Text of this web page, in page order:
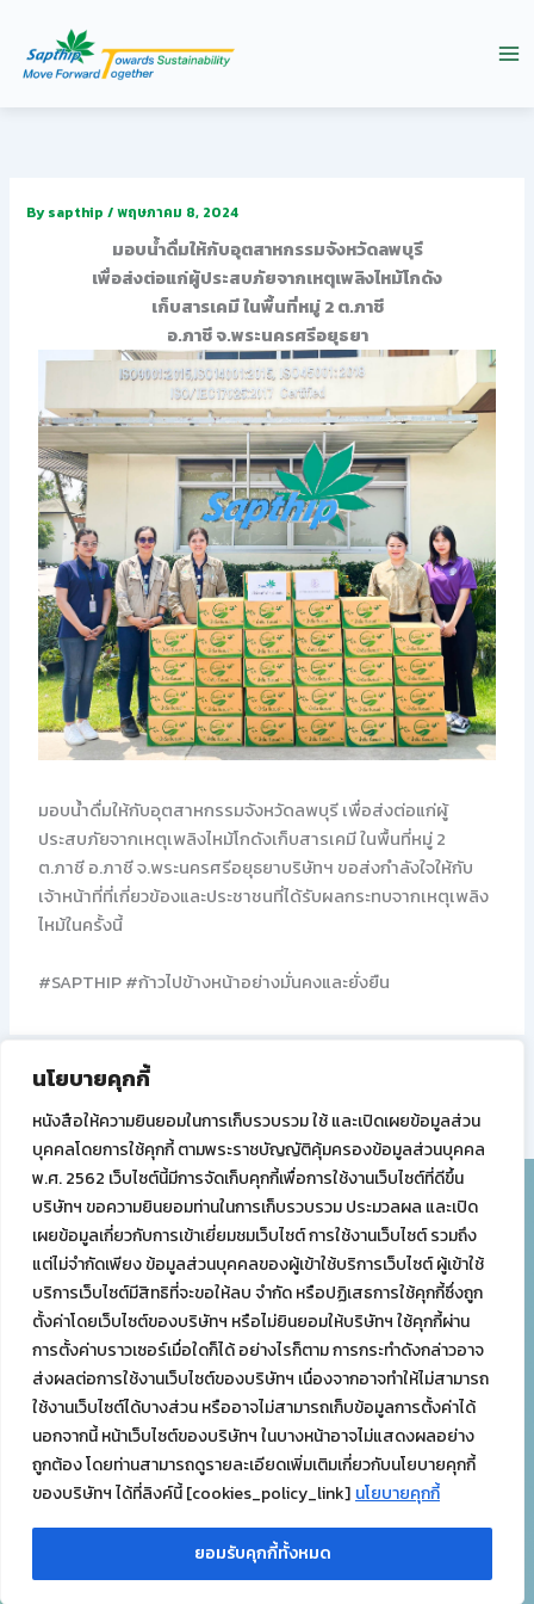
นโยบายคุกกี้
หนังสือให้ความยินยอมในการเก็บรวบรวม ใช้ และเปิดเผยข้อมูลส่วน
บุคคลโดยการใช้คุกกี้ ตามพระราชบัญญัติคุ้มครองข้อมูลส่วนบุคคล
พ.ศ. 2562 เว็บไซต์นี้มีการจัดเก็บคุกกี้เพื่อการใช้งานเว็บไซต์ที่ดีขึ้น
บริษัทฯ ขอความยินยอมท่านในการเก็บรวบรวม ประมวลผล และเปิด
เผยข้อมูลเกี่ยวกับการเข้าเยี่ยมชมเว็บไซต์ การใช้งานเว็บไซต์ รวมถึง
แต่ไม่จำกัดเพียง ข้อมูลส่วนบุคคลของผู้เข้าใช้บริการเว็บไซต์ ผู้เข้าใช้
บริการเว็บไซต์มีสิทธิที่จะขอให้ลบ จำกัด หรือปฏิเสธการใช้คุกกี้ซึ่งถูก
ตั้งค่าโดยเว็บไซต์ของบริษัทฯ หรือไม่ยินยอมให้บริษัทฯ ใช้คุกกี้ผ่าน
การตั้งค่าบราวเซอร์เมื่อใดก็ได้ อย่างไรก็ตาม การกระทำดังกล่าวอาจ
ส่งผลต่อการใช้งานเว็บไซต์ของบริษัทฯ เนื่องจากอาจทำให้ไม่สามารถ
ใช้งานเว็บไซต์ได้บางส่วน หรืออาจไม่สามารถเก็บข้อมูลการตั้งค่าได้
นอกจากนี้ หน้าเว็บไซต์ของบริษัทฯ ในบางหน้าอาจไม่แสดงผลอย่าง
ถูกต้อง โดยท่านสามารถดูรายละเอียดเพิ่มเติมเกี่ยวกับนโยบายคุกกี้
ของบริษัทฯ ได้ที่ลิงค์นี้ [cookies_policy_link] นโยบายคุกกี้
ยอมรับคุกกี้ทั้งหมด
content
Bysapthip/พฤษภาคม 8, 2024
มอบน้ำดื่มให้กับอุตสาหกรรมจังหวัดลพบุรี
เพื่อส่งต่อแก่ผู้ประสบภัยจากเหตุเพลิงไหม้โกดัง
เก็บสารเคมี ในพื้นที่หมู่ 2 ต.ภาชี
อ.ภาชี จ.พระนครศรีอยุธยา
มอบน้ำดื่มให้กับอุตสาหกรรมจังหวัดลพบุรี เพื่อส่งต่อแก่ผู้
ประสบภัยจากเหตุเพลิงไหม้โกดังเก็บสารเคมี ในพื้นที่หมู่ 2
ต.ภาชี อ.ภาชี จ.พระนครศรีอยุธยาบริษัทฯ ขอส่งกำลังใจให้กับ
เจ้าหน้าที่ที่เกี่ยวข้องและประชาชนที่ได้รับผลกระทบจากเหตุเพลิง
ไหม้ในครั้งนี้
#SAPTHIP#ก้าวไปข้างหน้าอย่างมั่นคงและยั่งยืน
PREVIOUS
บริษัท ทรัพย์ทิพย์ จำกัด (สำนักงานใหญ่)
68 ซอยสันติภาพ ถนนทรัพย์ แขวงสี่พระยา เขตบางรัก
กรุงเทพมหานคร 10500
โทร02-233-0444-5
บริษัท ทรัพย์ทิพย์ จำกัด (โรงงาน)
49 หมู่ 6 ตำบลนิคมลำนารายณ์ อำเภอชัยบาดาล จังหวัดลพบุรี
15130
โทร036-462-438-40
Copyright © 2026 Sapthip All Rights Reserved.